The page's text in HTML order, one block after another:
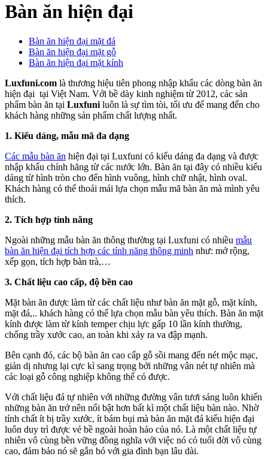
Bàn ăn hiện đại
Bàn ăn hiện đại mặt đá
Bàn ăn hiện đại mặt gỗ
Bàn ăn hiện đại mặt kính
Luxfuni.com là thương hiệu tiên phong nhập khẩu các dòng bàn ăn
hiện đại tại Việt Nam. Với bề dày kinh nghiệm từ 2012, các sản
phẩm bàn ăn tại Luxfuni luôn là sự tìm tòi, tối ưu để mang đến cho
khách hàng những sản phẩm chất lượng nhất.
1. Kiểu dáng, mẫu mã đa dạng
Các mẫu bàn ăn hiện đại tại Luxfuni có kiểu dáng đa dạng và được
nhập khẩu chính hãng từ các nước lớn. Bàn ăn tại đây có nhiều kiểu
dáng từ hình tròn cho đến hình vuông, hình chữ nhật, hình oval.
Khách hàng có thể thoải mái lựa chọn mẫu mã bàn ăn mà mình yêu
thích.
2. Tích hợp tính năng
Ngoài những mẫu bàn ăn thông thường tại Luxfuni có nhiều mẫu
bàn ăn hiện đại tích hợp các tính năng thông minh như: mở rộng,
xếp gọn, tích hợp bàn trà,…
3. Chất liệu cao cấp, độ bền cao
Mặt bàn ăn được làm từ các chất liệu như bàn ăn mặt gỗ, mặt kính,
mặt đá,.. khách hàng có thể lựa chọn mẫu bàn yêu thích. Bàn ăn mặt
kính được làm từ kính temper chịu lực gấp 10 lần kính thường,
chống trầy xước cao, an toàn khi xảy ra va đập mạnh.
Bên cạnh đó, các bộ bàn ăn cao cấp gỗ sồi mang đến nét mộc mạc,
giản dị nhưng lại cực kì sang trọng bởi những vân nét tự nhiên mà
các loại gỗ công nghiệp không thể có được.
Với chất liệu đá tự nhiên với những đường vân tươi sáng luôn khiến
những bàn ăn trở nên nổi bật hơn bất kì một chất liệu bàn nào. Nhờ
tính chất ít bị trầy xước, ít bám bụi mà bàn ăn mặt đá kiểu hiện đại
luôn duy trì được vẻ bề ngoài hoàn hảo của nó. Là một chất liệu tự
nhiên vô cùng bền vững đồng nghĩa với việc nó có tuổi đời vô cùng
cao, đảm bảo nó sẽ gắn bó với gia đình bạn lâu dài.